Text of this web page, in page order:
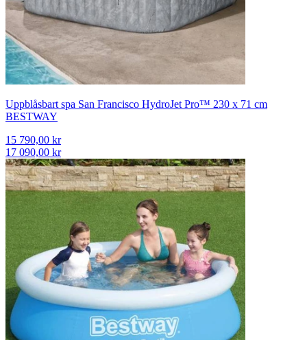
Uppblåsbart spa San Francisco HydroJet Pro™ 230 x 71 cm
BESTWAY
15 790,00 kr
17 090,00 kr